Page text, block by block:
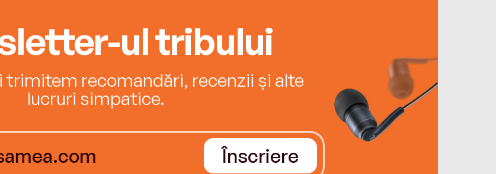
ul tribului
recomandări, recenzii și alte
lucruri simpatice.
Înscriere